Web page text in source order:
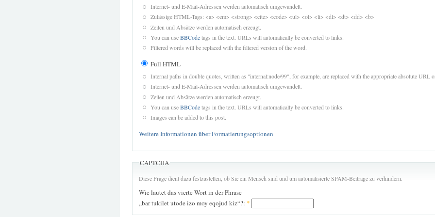
Internet- und E-Mail-Adressen werden automatisch umgewandelt.
Zulässige HTML-Tags: <a> <em> <strong> <cite> <code> <ul> <ol> <li> <dl> <dt> <dd> <b>
Zeilen und Absätze werden automatisch erzeugt.
You can useBBCodetags in the text. URLs will automatically be converted to links.
Filtered words will be replaced with the filtered version of the word.
Full HTML
Internal paths in double quotes, written as "internal:node/99", for example, are replaced with the appropriate absolute URL
Internet- und E-Mail-Adressen werden automatisch umgewandelt.
Zeilen und Absätze werden automatisch erzeugt.
You can useBBCodetags in the text. URLs will automatically be converted to links.
Images can be added to this post.
Weitere Informationen über Formatierungsoptionen
CAPTCHA
Diese Frage dient dazu festzustellen, ob Sie ein Mensch sind und um automatisierte SPAM-Beiträge zu verhindern.
Wie lautet das vierte Wort in der Phrase
„bar tukilet utode izo moy eqojud kiz“?: *